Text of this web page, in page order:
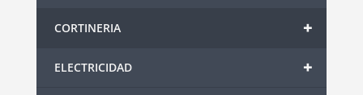
+
CORTINERIA
+
ELECTRICIDAD